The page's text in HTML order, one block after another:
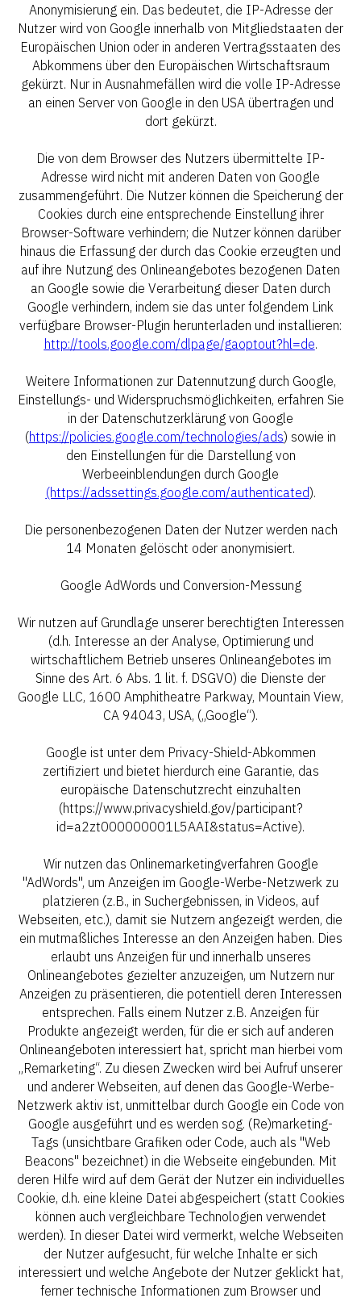
Anonymisierung ein. Das bedeutet, die IP-Adresse der
Nutzer wird von Google innerhalb von Mitgliedstaaten der
Europäischen Union oder in anderen Vertragsstaaten des
Abkommens über den Europäischen Wirtschaftsraum
gekürzt. Nur in Ausnahmefällen wird die volle IP-Adresse
an einen Server von Google in den USA übertragen und
dort gekürzt.
Die von dem Browser des Nutzers übermittelte IP-
Adresse wird nicht mit anderen Daten von Google
zusammengeführt. Die Nutzer können die Speicherung der
Cookies durch eine entsprechende Einstellung ihrer
Browser-Software verhindern; die Nutzer können darüber
hinaus die Erfassung der durch das Cookie erzeugten und
auf ihre Nutzung des Onlineangebotes bezogenen Daten
an Google sowie die Verarbeitung dieser Daten durch
Google verhindern, indem sie das unter folgendem Link
verfügbare Browser-Plugin herunterladen und installieren:
http://tools.google.com/dlpage/gaoptout?hl=de.
Weitere Informationen zur Datennutzung durch Google,
Einstellungs- und Widerspruchsmöglichkeiten, erfahren Sie
in der Datenschutzerklärung von Google
(https://policies.google.com/technologies/ads) sowie in
den Einstellungen für die Darstellung von
Werbeeinblendungen durch Google
(https://adssettings.google.com/authenticated).
Die personenbezogenen Daten der Nutzer werden nach
14 Monaten gelöscht oder anonymisiert.
Google AdWords und Conversion-Messung
Wir nutzen auf Grundlage unserer berechtigten Interessen
(d.h. Interesse an der Analyse, Optimierung und
wirtschaftlichem Betrieb unseres Onlineangebotes im
Sinne des Art. 6 Abs. 1 lit. f. DSGVO) die Dienste der
Google LLC, 1600 Amphitheatre Parkway, Mountain View,
CA 94043, USA, („Google“).
Google ist unter dem Privacy-Shield-Abkommen
zertifiziert und bietet hierdurch eine Garantie, das
europäische Datenschutzrecht einzuhalten
(https://www.privacyshield.gov/participant?
id=a2zt000000001L5AAI&status=Active).
Wir nutzen das Onlinemarketingverfahren Google
"AdWords", um Anzeigen im Google-Werbe-Netzwerk zu
platzieren (z.B., in Suchergebnissen, in Videos, auf
Webseiten, etc.), damit sie Nutzern angezeigt werden, die
ein mutmaßliches Interesse an den Anzeigen haben. Dies
erlaubt uns Anzeigen für und innerhalb unseres
Onlineangebotes gezielter anzuzeigen, um Nutzern nur
Anzeigen zu präsentieren, die potentiell deren Interessen
entsprechen. Falls einem Nutzer z.B. Anzeigen für
Produkte angezeigt werden, für die er sich auf anderen
Onlineangeboten interessiert hat, spricht man hierbei vom
„Remarketing“. Zu diesen Zwecken wird bei Aufruf unserer
und anderer Webseiten, auf denen das Google-Werbe-
Netzwerk aktiv ist, unmittelbar durch Google ein Code von
Google ausgeführt und es werden sog. (Re)marketing-
Tags (unsichtbare Grafiken oder Code, auch als "Web
Beacons" bezeichnet) in die Webseite eingebunden. Mit
deren Hilfe wird auf dem Gerät der Nutzer ein individuelles
Cookie, d.h. eine kleine Datei abgespeichert (statt Cookies
können auch vergleichbare Technologien verwendet
werden). In dieser Datei wird vermerkt, welche Webseiten
der Nutzer aufgesucht, für welche Inhalte er sich
interessiert und welche Angebote der Nutzer geklickt hat,
ferner technische Informationen zum Browser und